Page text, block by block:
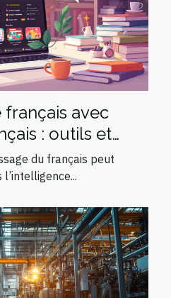
avec
: outils et
du français peut